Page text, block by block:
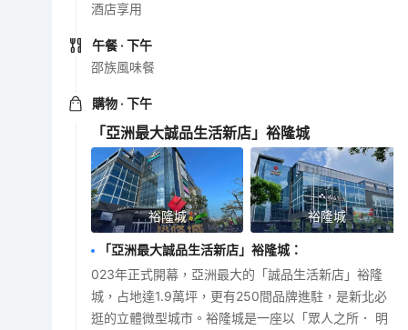
酒店享用
午餐 · 下午
邵族風味餐
購物 · 下午
「亞洲最大誠品生活新店」裕隆城
裕隆城 裕隆城
「亞洲最大誠品生活新店」裕隆城：
023年正式開幕，亞洲最大的「誠品生活新店」裕隆
城，占地達1.9萬坪，更有250間品牌進駐，是新北必
逛的立體微型城市。裕隆城是一座以「眾人之所． 明